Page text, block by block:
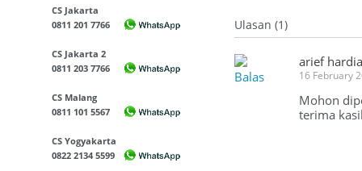
CS Jakarta
0811 201 7766
CS Jakarta 2
0811 203 7766
CS Malang
0811 101 5567
CS Yogyakarta
0822 2134 5599
Ulasan (1)
Balas
arief
16 February
Mohon
terima